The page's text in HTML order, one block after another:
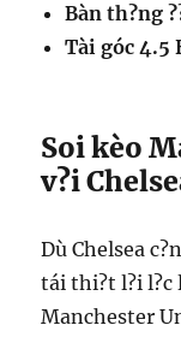
Bàn th?ng
Tài góc 4.5
Soi kèo
v?i
Dù Chelsea
tái thi?t l?i l?c
Manchester